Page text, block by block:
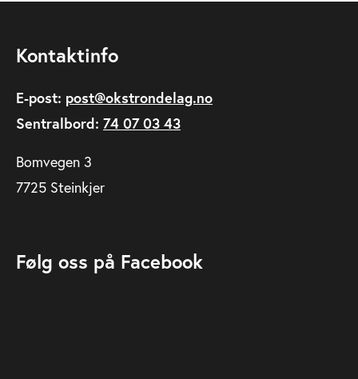
Kontaktinfo
E-post: post@okstrondelag.no
Sentralbord: 74 07 03 43
Bomvegen 3
7725 Steinkjer
Følg oss på Facebook